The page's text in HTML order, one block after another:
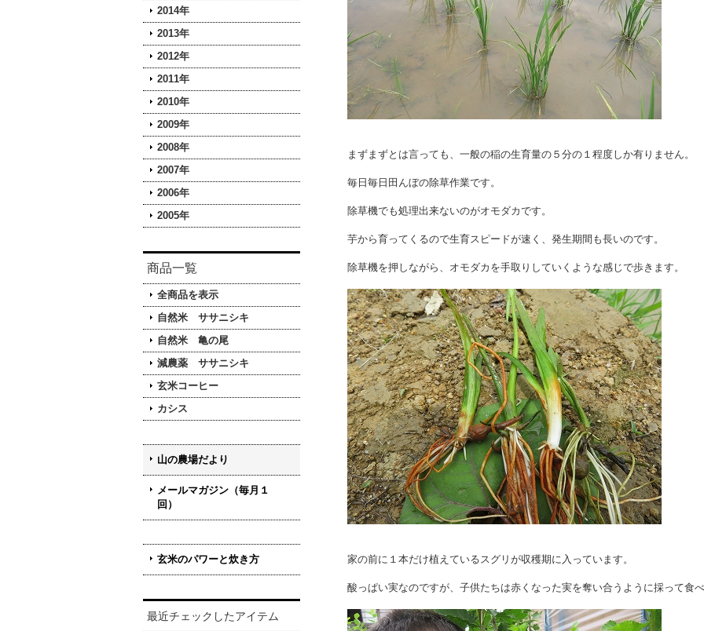
2014年
2013年
2012年
2011年
2010年
2009年
2008年
2007年
2006年
2005年
商品一覧
全商品を表示
自然米 ササニシキ
自然米 亀の尾
減農薬 ササニシキ
玄米コーヒー
カシス
山の農場だより
メールマガジン（毎月１
回）
玄米のパワーと炊き方
最近チェックしたアイテム
まずまずとは言っても、一般の稲の生育量の５分の１程度しか有りません。
毎日毎日田んぼの除草作業です。
除草機でも処理出来ないのがオモダカです。
芋から育ってくるので生育スピードが速く、発生期間も長いのです。
除草機を押しながら、オモダカを手取りしていくような感じで歩きます。
家の前に１本だけ植えているスグリが収穫期に入っています。
酸っぱい実なのですが、子供たちは赤くなった実を奪い合うように採って食べ